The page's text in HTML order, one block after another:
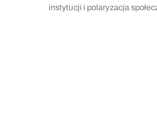
instytucji i polaryzacja